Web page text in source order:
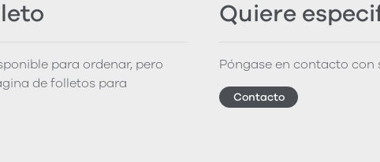
para ordenar, pero
de folletos para
Quiere
Póngase en contacto con
Contacto